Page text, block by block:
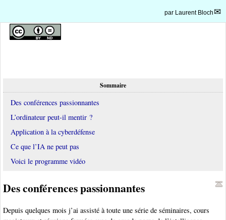
par Laurent Bloch
Sommaire
Des conférences passionnantes
L’ordinateur peut-il mentir ?
Application à la cyberdéfense
Ce que l’IA ne peut pas
Voici le programme vidéo
Des conférences passionnantes
Depuis quelques mois j’ai assisté à toute une série de séminaires, cours